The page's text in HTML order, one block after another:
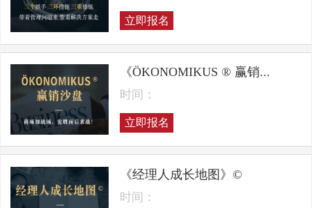
立即报名
《ÖKONOMIKUS ® 赢销...
时间：
立即报名
《经理人成长地图》©
时间：